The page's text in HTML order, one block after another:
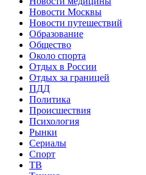
Новости Москвы
Новости путешествий
Образование
Общество
Около спорта
Отдых в России
Отдых за границей
ПДД
Политика
Происшествия
Психология
Рынки
Сериалы
Спорт
ТВ